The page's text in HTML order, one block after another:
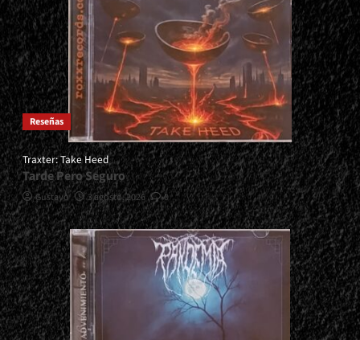
Reseñas
Traxter: Take Heed
Tarde Pero Seguro
Gustavo 3 agosto, 2026 0